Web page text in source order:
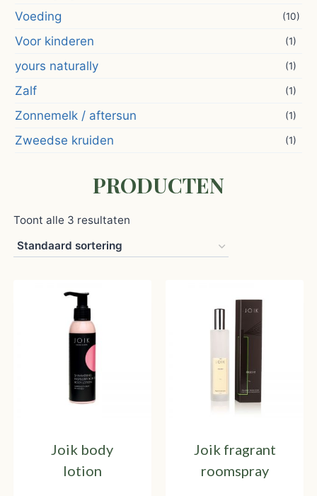
Voeding (10)
Voor kinderen (1)
yours naturally (1)
Zalf (1)
Zonnemelk / aftersun (1)
Zweedse kruiden (1)
PRODUCTEN
Toont alle 3 resultaten
Joik body
lotion
Joik fragrant
roomspray